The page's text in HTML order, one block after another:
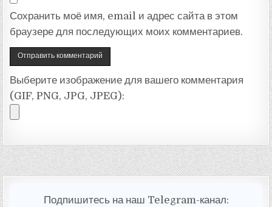
Сохранить моё имя, email и адрес сайта в этом
браузере для последующих моих комментариев.
Выберите изображение для вашего комментария
(GIF, PNG, JPG, JPEG):
Подпишитесь на наш Telegram-канал: